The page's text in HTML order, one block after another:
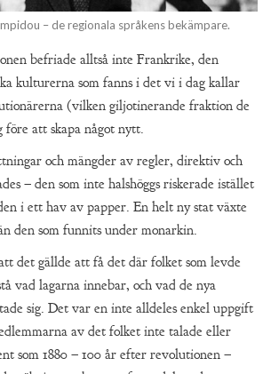
– de regionala språkens bekämpare.
befriade alltså inte Frankrike, den
kulturerna som fanns i det vi i dag kallar
(vilken giljotinerande fraktion de
att skapa något nytt.
och mängder av regler, direktiv och
– den som inte halshöggs riskerade istället
i ett hav av papper. En helt ny stat växte
den som funnits under monarkin.
det gällde att få det där folket som levde
vad lagarna innebar, och vad de nya
sig. Det var en inte alldeles enkel uppgift
av det folket inte talade eller
som 1880 – 100 år efter revolutionen –